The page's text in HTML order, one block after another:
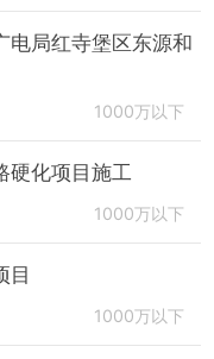
电局红寺堡区东源和
1000万以下
硬化项目施工
1000万以下
目
1000万以下